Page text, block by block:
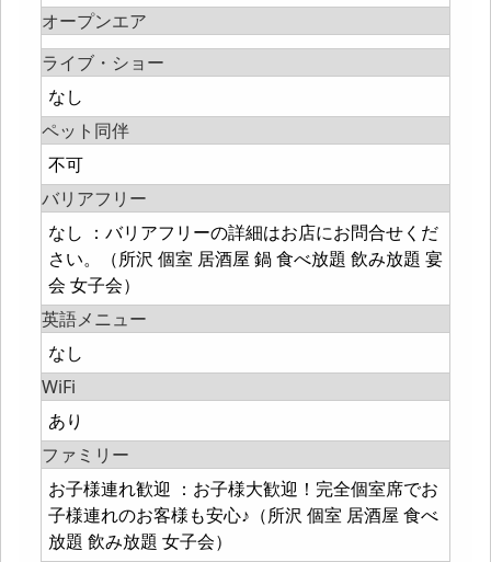
オープンエア
ライブ・ショー
なし
ペット同伴
不可
バリアフリー
なし ：バリアフリーの詳細はお店にお問合せくだ
さい。（所沢 個室 居酒屋 鍋 食べ放題 飲み放題 宴
会 女子会）
英語メニュー
なし
WiFi
あり
ファミリー
お子様連れ歓迎 ：お子様大歓迎！完全個室席でお
子様連れのお客様も安心♪（所沢 個室 居酒屋 食べ
放題 飲み放題 女子会）